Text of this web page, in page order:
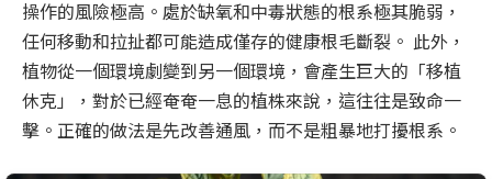
操作的風險極高。處於缺氧和中毒狀態的根系極其脆弱，
任何移動和拉扯都可能造成僅存的健康根毛斷裂。 此外，
植物從一個環境劇變到另一個環境，會產生巨大的「移植
休克」，對於已經奄奄一息的植株來說，這往往是致命一
擊。正確的做法是先改善通風，而不是粗暴地打擾根系。